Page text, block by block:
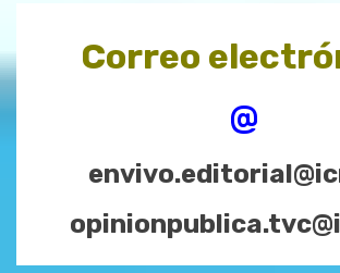
Correo
@